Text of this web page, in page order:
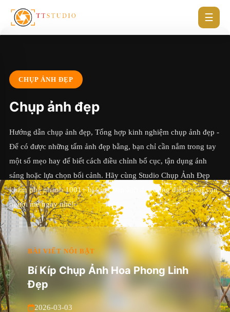
☰
CHỤP ẢNH ĐẸP
Chụp ảnh đẹp
Hướng dẫn chụp ảnh đẹp, Tổng hợp kinh nghiệm chụp ảnh đẹp -
Để có được những tấm ảnh đẹp bằng, bạn chỉ cần nắm trong tay
một số mẹo hay để biết cách điều chỉnh bố cục, tận dụng ánh
sáng hoặc lựa chọn bối cảnh. Hãy cùng Studio Chụp Ảnh Đẹp
khám phá nhanh 1001+ bí kíp chụp ảnh đẹp bằng điện thoại vạn
người mê ngay nhé!
BÀI VIẾT NỔI BẬT
Bí Kíp Chụp Ảnh Hoa Phong Linh
Đẹp
2026-03-03